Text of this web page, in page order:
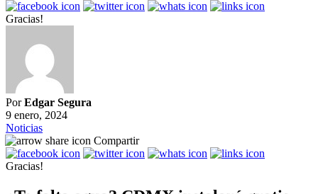
Gracias!
PorEdgar Segura
9 enero, 2024
Noticias
Compartir
Gracias!